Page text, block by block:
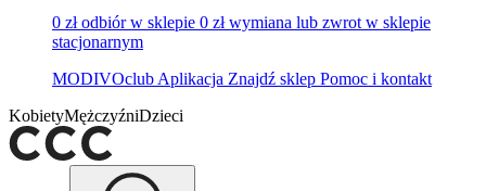
0 zł odbiór w sklepie 0 zł wymiana lub zwrot w sklepie
stacjonarnym
MODIVOclub Aplikacja Znajdź sklep Pomoc i kontakt
KobietyMężczyźniDzieci